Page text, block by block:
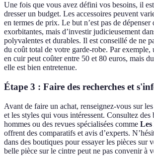
Une fois que vous avez défini vos besoins, il
dresser un budget. Les accessoires peuvent
en termes de prix. Le but n’est pas de dépenser
exorbitantes, mais d’investir judicieusement
polyvalentes et durables. Il est conseillé de ne
du coût total de votre garde-robe. Par exemple,
en cuir peut coûter entre 50 et 80 euros, mais
elle est bien entretenue.
Étape 3 : Faire des recherches et
Avant de faire un achat, renseignez-vous sur
et les styles qui vous intéressent. Consultez
hommes ou des revues spécialisées comme Les
offrent des comparatifs et avis d’experts.
dans des boutiques pour essayer les pièces sur
belle pièce sur le cintre peut ne pas convenir à